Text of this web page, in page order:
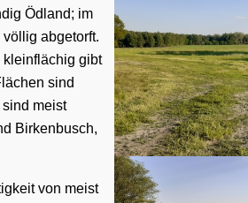
Ödland; im
völlig abgetorft.
kleinflächig gibt
sind
sind meist
Birkenbusch,
von meist